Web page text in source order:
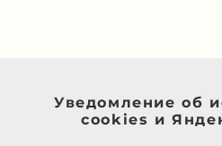
Уведомление об
cookies и